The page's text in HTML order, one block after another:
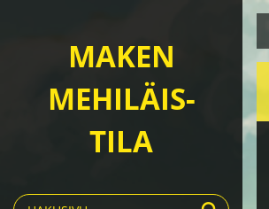
MAKEN
MEHILÄIS-
TILA